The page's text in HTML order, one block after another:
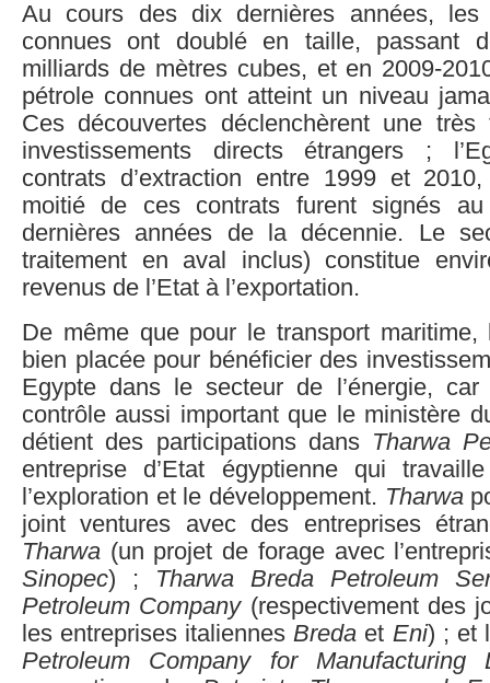
Au cours des dix dernières années,
connues ont doublé en taille, passant
milliards de mètres cubes, et en 2009-
pétrole connues ont atteint un niveau
Ces découvertes déclenchèrent une
investissements directs étrangers ;
contrats d’extraction entre 1999 et
moitié de ces contrats furent signés
dernières années de la décennie. Le
traitement en aval inclus) constitue
revenus de l’Etat à l’exportation.
De même que pour le transport maritime,
bien placée pour bénéficier des
Egypte dans le secteur de l’énergie,
contrôle aussi important que le ministère
détient des participations dans Tharwa
entreprise d’Etat égyptienne qui
l’exploration et le développement. Tharwa
joint ventures avec des entreprises
Tharwa (un projet de forage avec
Sinopec) ; Tharwa Breda Petroleum
Petroleum Company(respectivement des
les entreprises italiennesBreda et Eni) ; et
Petroleum Company for Manufacturing